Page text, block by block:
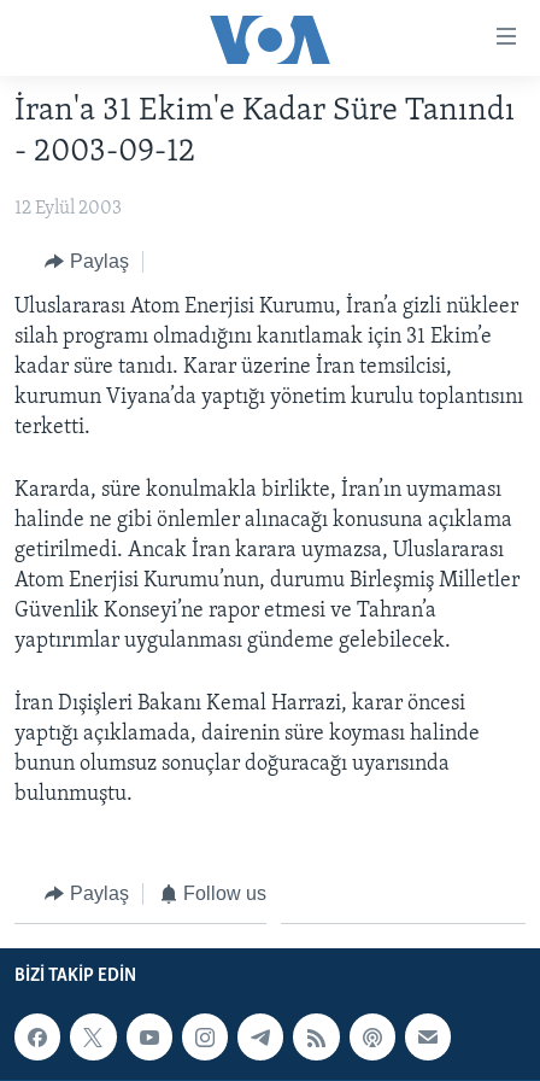
geç
Ana
geç
AMERİKA
ORTADOĞU
AVRUPA
ULUSLARARASI
SAĞLIK
BİLİM VE TEKNOLOJİ
EKONOMİ
ÇEVRE
SANAT
AMERİKA'DA YAŞAM
UKRAYNA KRİZİ
YAPAY ZEKA
YORUMLAR
AMERIKA'YA ÖZEL
İNGİLİZCE DERSLERİ
MULTİMEDYA
VİDEO GALERİ
FOTO GALERİ
LEARNING ENGLISH
BIZI TAKIP EDIN
İran'a 31 Ekim'e Kadar Süre Tanındı
- 2003-09-12
12 Eylül 2003
Paylaş
Uluslararası Atom Enerjisi Kurumu, İran’a gizli nükleer
silah programı olmadığını kanıtlamak için 31 Ekim’e
kadar süre tanıdı. Karar üzerine İran temsilcisi,
kurumun Viyana’da yaptığı yönetim kurulu toplantısını
terketti.
Kararda, süre konulmakla birlikte, İran’ın uymaması
halinde ne gibi önlemler alınacağı konusuna açıklama
getirilmedi. Ancak İran karara uymazsa, Uluslararası
Atom Enerjisi Kurumu’nun, durumu Birleşmiş Milletler
Güvenlik Konseyi’ne rapor etmesi ve Tahran’a
yaptırımlar uygulanması gündeme gelebilecek.
İran Dışişleri Bakanı Kemal Harrazi, karar öncesi
yaptığı açıklamada, dairenin süre koyması halinde
bunun olumsuz sonuçlar doğuracağı uyarısında
bulunmuştu.
Paylaş Follow us
BIZI TAKIP EDIN